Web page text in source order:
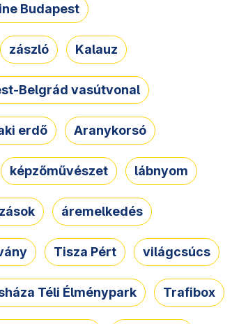
Budapest
zászló Kalauz
Belgrád vasútvonal
erdő Aranykorsó
képzőművészet lábnyom
áremelkedés
Tisza Pért világcsúcs
Téli Élménypark Trafibox